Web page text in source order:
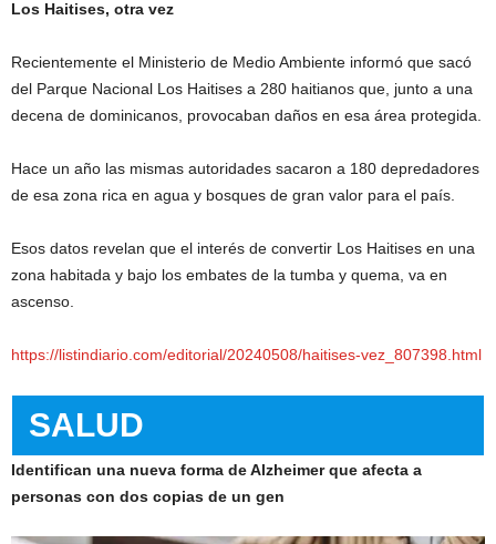
Los Haitises, otra vez
Recientemente el Ministerio de Medio Ambiente informó que sacó
del Parque Nacional Los Haitises a 280 haitianos que, junto a una
decena de dominicanos, provocaban daños en esa área protegida.
Hace un año las mismas autoridades sacaron a 180 depredadores
de esa zona rica en agua y bosques de gran valor para el país.
Esos datos revelan que el interés de convertir Los Haitises en una
zona habitada y bajo los embates de la tumba y quema, va en
ascenso.
https://listindiario.com/editorial/20240508/haitises-vez_807398.html
SALUD
Identifican una nueva forma de Alzheimer que afecta a
personas con dos copias de un gen